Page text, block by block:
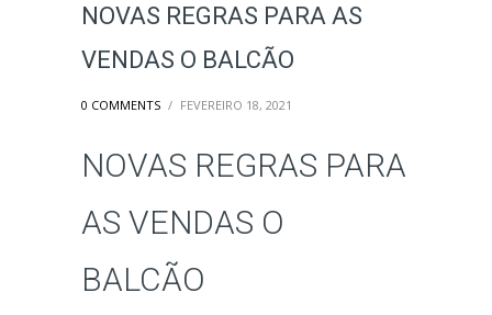
NOVAS REGRAS PARA AS
VENDAS O BALCÃO
0 COMMENTS / FEVEREIRO 18, 2021
NOVAS REGRAS PARA
AS VENDAS O
BALCÃO